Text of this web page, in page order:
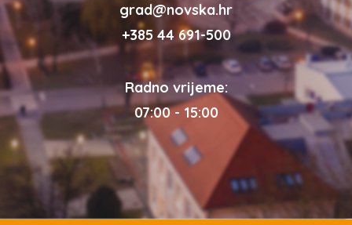
grad@novska.hr
+385 44 691-500
Radno vrijeme:
07:00 - 15:00